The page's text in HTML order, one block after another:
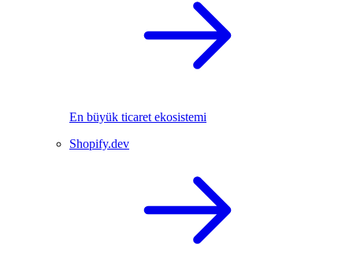
En büyük ticaret ekosistemi
Shopify.dev